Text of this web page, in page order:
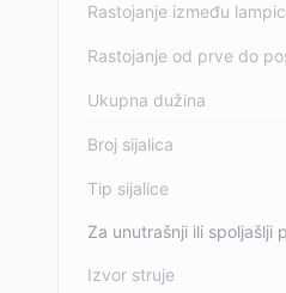
Rastojanje između
Rastojanje od prve do
Ukupna dužina
Broj sijalica
Tip sijalice
Za unutrašnji ili spoljašlji
Izvor struje